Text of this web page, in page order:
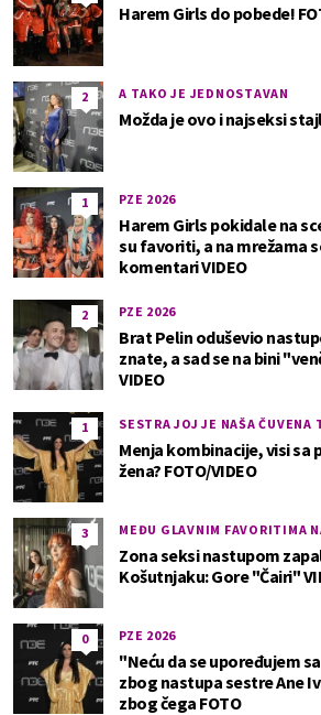
Harem Girls do pobede!
2 A TAKO JE JEDNOSTAVAN
Možda je ovo i najseksi
1 PZE 2026
Harem Girls pokidale na
su favoriti, a na mrežama
komentari VIDEO
2 PZE 2026
Brat Pelin oduševio
znate, a sad se na bini
VIDEO
1 SESTRA JOJ JE NAŠA ČUVENA
Menja kombinacije, visi sa
žena? FOTO/VIDEO
3 MEĐU GLAVNIM FAVORITIMA
Zona seksi nastupom
Košutnjaku: Gore "Čairi"
0 PZE 2026
"Neću da se upoređujem
zbog nastupa sestre Ane
zbog čega FOTO